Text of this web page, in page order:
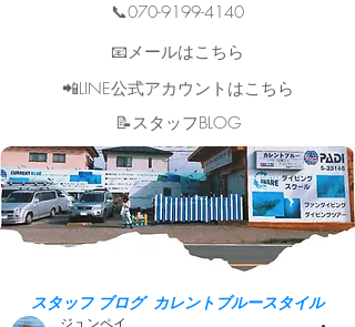
📞070-9199-4140
📧メールはこちら
📲LINE公式アカウントはこちら
​📝スタッフBLOG
スタッフ ブログ カレントブルースタイル
ジュンペイ